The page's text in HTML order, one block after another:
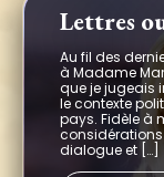
Lettres
Au fil des
à Madame
que je jugeais
le contexte
pays. Fidèle à
dialogue et […]